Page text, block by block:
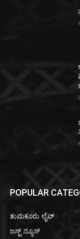
POPULAR
ತುಮಕೂರು ಲೈವ್
ಜಸ್ಟ್ ನ್ಯೂಸ್